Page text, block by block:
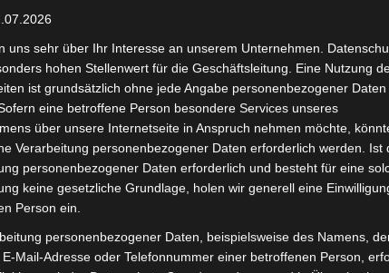
inkl. 19 % MwSt.
Lieferzeit:Versandfertig
Rezensionen (0)
Vorderer kotflügelbügel für optimale
uns sehr über Ihr Interesse an unserem Unternehmen.
hohen Stellenwert für die Geschäftsleitung. Eine Nutzung
ist grundsätzlich ohne jede Angabe personenbezogener Daten
eine betroffene Person besondere Services unseres
über unsere Internetseite in Anspruch nehmen möchte,
Verarbeitung personenbezogener Daten erforderlich werden. Ist
personenbezogener Daten erforderlich und besteht für eine
keine gesetzliche Grundlage, holen wir generell eine
Person ein.
personenbezogener Daten, beispielsweise des Namens,
Mail-Adresse oder Telefonnummer einer betroffenen Person,